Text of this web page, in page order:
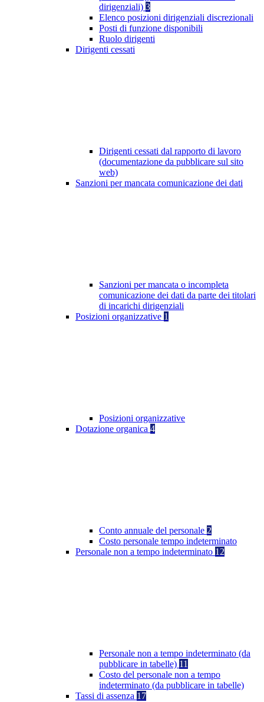
dirigenziali) 3
Elenco posizioni dirigenziali discrezionali
Posti di funzione disponibili
Ruolo dirigenti
Dirigenti cessati
Dirigenti cessati dal rapporto di lavoro
(documentazione da pubblicare sul sito
web)
Sanzioni per mancata comunicazione dei dati
Sanzioni per mancata o incompleta
comunicazione dei dati da parte dei titolari
di incarichi dirigenziali
Posizioni organizzative 1
Posizioni organizzative
Dotazione organica 4
Conto annuale del personale 2
Costo personale tempo indeterminato
Personale non a tempo indeterminato 12
Personale non a tempo indeterminato (da
pubblicare in tabelle) 11
Costo del personale non a tempo
indeterminato (da pubblicare in tabelle)
Tassi di assenza 17